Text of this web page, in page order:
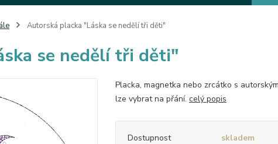
Autorská placka "Láska se nedělí tři děti"
se nedělí tři děti"
Placka, magnetka nebo zrcátko s
lze vybrat na přání. celý popis
Dostupnost
skladem